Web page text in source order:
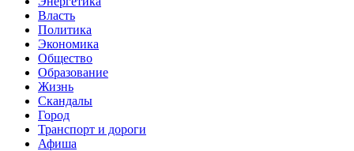
Власть
Политика
Экономика
Общество
Образование
Жизнь
Скандалы
Город
Транспорт и дороги
Афиша